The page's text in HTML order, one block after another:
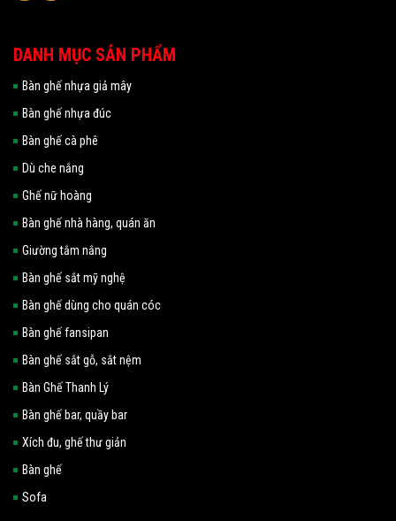
DANH MỤC SẢN PHẨM
Bàn ghế nhựa giả mây
Bàn ghế nhựa đúc
Bàn ghế cà phê
Dù che nắng
Ghế nữ hoàng
Bàn ghế nhà hàng, quán ăn
Giường tắm nắng
Bàn ghế sắt mỹ nghệ
Bàn ghế dùng cho quán cóc
Bàn ghế fansipan
Bàn ghế sắt gỗ, sắt nệm
Bàn Ghế Thanh Lý
Bàn ghế bar, quầy bar
Xích đu, ghế thư giản
Bàn ghế
Sofa